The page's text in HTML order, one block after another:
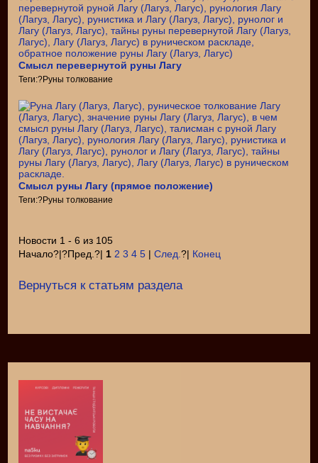
Смысл перевернутой руны Лагу
Теги:?Руны толкование
Смысл руны Лагу (прямое положение)
Теги:?Руны толкование
Новости 1 - 6 из 105
Начало?|?Пред.?| 1 2 3 4 5 |След.?| Конец
Вернуться к статьям раздела